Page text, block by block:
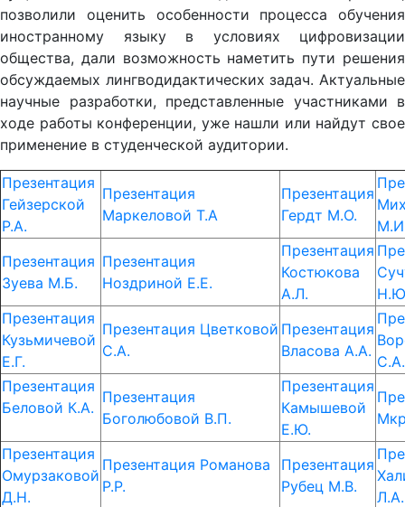
позволили оценить особенности процесса обучения
иностранному языку в условиях цифровизации
общества, дали возможность наметить пути решения
обсуждаемых лингводидактических задач. Актуальные
научные разработки, представленные участниками в
ходе работы конференции, уже нашли или найдут свое
применение в студенческой аудитории.
Презентация
Гейзерской
Р.А.
Презентация
Маркеловой Т.А
Презентация
Гердт М.О.
Презентация
Зуева М.Б.
Презентация
Ноздриной Е.Е.
Презентация
Костюкова
А.Л.
Презентация
Кузьмичевой
Е.Г.
Презентация Цветковой
С.А.
Презентация
Власова А.А.
С.А.
Презентация
Беловой К.А.
Презентация
Боголюбовой В.П.
Презентация
Камышевой
Е.Ю.
Презентация
Омурзаковой
Д.Н.
Презентация Романова
Р.Р.
Презентация
Рубец М.В.
Л.А.